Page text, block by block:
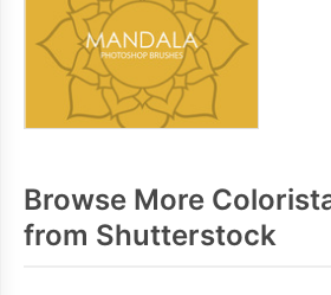
Browse More
from Shutterstock